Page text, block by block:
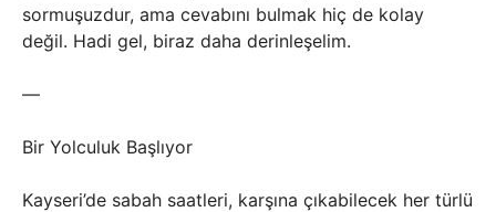
sormuşuzdur, ama cevabını bulmak hiç de kolay
değil. Hadi gel, biraz daha derinleşelim.
—
Bir Yolculuk Başlıyor
Kayseri’de sabah saatleri, karşına çıkabilecek her türlü